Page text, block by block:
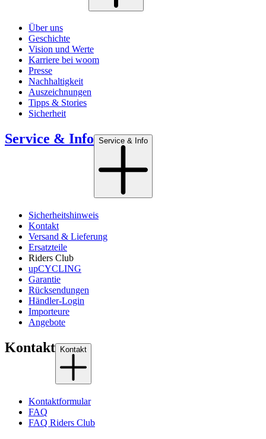
Über uns
Geschichte
Vision und Werte
Karriere bei woom
Presse
Nachhaltigkeit
Auszeichnungen
Tipps & Stories
Sicherheit
Service & Info Service & Info
Sicherheitshinweis
Kontakt
Versand & Lieferung
Ersatzteile
Riders Club
upCYCLING
Garantie
Rücksendungen
Händler-Login
Importeure
Angebote
Kontakt Kontakt
Kontaktformular
FAQ
FAQ Riders Club